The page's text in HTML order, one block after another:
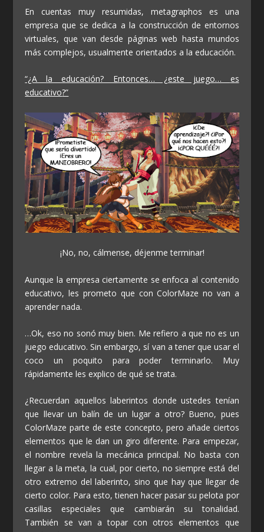
En cuentas muy resumidas, metagraphos es una
empresa que se dedica a la construcción de entornos
virtuales, que van desde páginas web hasta mundos
más complejos, usualmente orientados a la educación.
“¿A la educación? Entonces… ¿este juego… es
educativo?”
¡No, no, cálmense, déjenme terminar!
Aunque la empresa ciertamente se enfoca al contenido
educativo, les prometo que conColorMaze no van a
aprender nada.
…Ok, eso no sonó muy bien. Me refiero a que no es un
juego educativo. Sin embargo, sí van a tener que usar el
coco un poquito para poder terminarlo. Muy
rápidamente les explico de qué se trata.
¿Recuerdan aquellos laberintos donde ustedes tenían
que llevar un balín de un lugar a otro? Bueno, pues
ColorMaze parte de este concepto, pero añade ciertos
elementos que le dan un giro diferente. Para empezar,
el nombre revela la mecánica principal. No basta con
llegar a la meta, la cual, por cierto, no siempre está del
otro extremo del laberinto, sino que hay que llegar de
cierto color. Para esto, tienen hacer pasar su pelota por
casillas especiales que cambiarán su tonalidad.
También se van a topar con otros elementos que